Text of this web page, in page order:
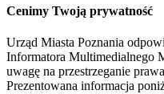
Cenimy Twoją prywatność
Urząd Miasta Poznania
Informatora Multimedialnego
uwagę na przestrzeganie
Prezentowana informacja